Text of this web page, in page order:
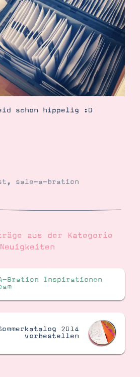
Up!
Datenschutz
schon hippelig :D
, sale-a-bration
aus der Kategorie
Neuigkeiten
Bration Inspirationen
2014
vorbestellen